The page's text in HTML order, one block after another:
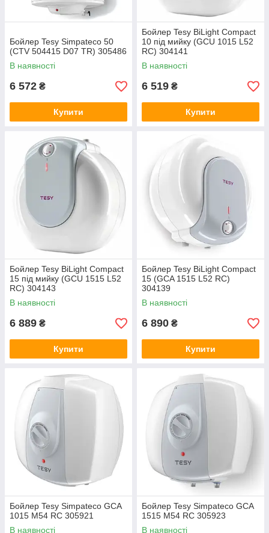
Бойлер Tesy Simpateco 50
(CTV 504415 D07 TR) 305486
В наявності
6 572 ₴
Купити
Бойлер Tesy BiLight Compact
10 під мийку (GCU 1015 L52
RC) 304141
В наявності
6 519 ₴
Купити
Бойлер Tesy BiLight Compact
15 під мийку (GCU 1515 L52
RC) 304143
В наявності
6 889 ₴
Купити
Бойлер Tesy BiLight Compact
15 (GCA 1515 L52 RC)
304139
В наявності
6 890 ₴
Купити
Бойлер Tesy Simpateco GCA
1015 M54 RC 305921
В наявності
Бойлер Tesy Simpateco GCA
1515 M54 RC 305923
В наявності